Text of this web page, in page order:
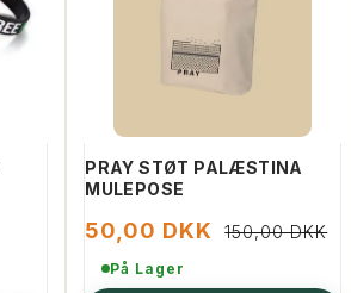
PRAY STØT PALÆSTINA
MULEPOSE
50,00 DKK 150,00 DKK
På Lager